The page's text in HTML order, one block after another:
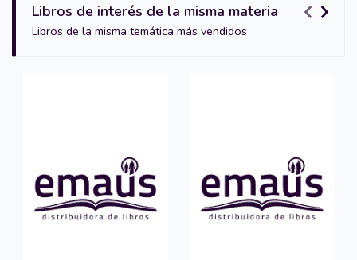
Libros de interés de la misma materia
Libros de la misma temática más vendidos